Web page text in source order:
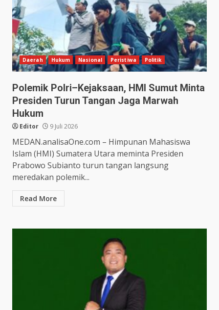
Daerah Hukum Nasional Peristiwa Politik
Polemik Polri–Kejaksaan, HMI Sumut Minta
Presiden Turun Tangan Jaga Marwah
Hukum
Editor 9 Juli 2026
MEDAN.analisaOne.com – Himpunan Mahasiswa
Islam (HMI) Sumatera Utara meminta Presiden
Prabowo Subianto turun tangan langsung
meredakan polemik...
Read More